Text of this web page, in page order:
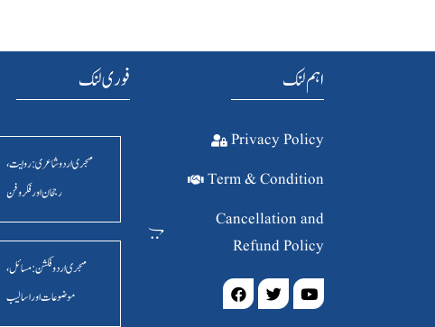
فوری لنک
مہجری اردو شاعری : روایت ،
رجحان اور فکر وفن
مہجری اردو فکشن: مسائل ،
موضوعات اور اسالیب
اہم لنک
Privacy Policy
Term & Condition
Cancellation and
Refund Policy